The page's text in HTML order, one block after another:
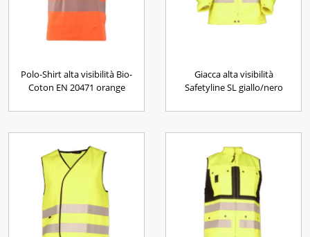
Polo-Shirt alta visibilità Bio-
Coton EN 20471 orange
Giacca alta visibilità
Safetyline SL giallo/nero